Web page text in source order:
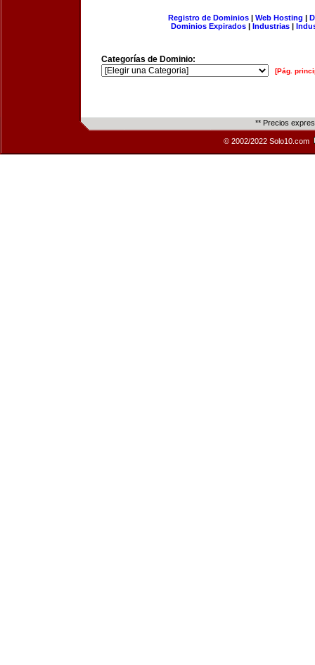
Registro de Dominios| Web Hosting |
Dominios Expirados | Industrias |
Categorías de Dominio:
[Pág.
** Precios
© 2002/2022 Solo10.com